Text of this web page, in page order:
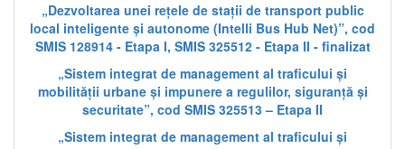
„Dezvoltarea unei rețele de stații de transport public
local inteligente și autonome (Intelli Bus Hub Net)”, cod
SMIS 128914 - Etapa I, SMIS 325512 - Etapa II - finalizat
„Sistem integrat de management al traficului și
mobilității urbane și impunere a regulilor, siguranță și
securitate”, cod SMIS 325513 – Etapa II
„Sistem integrat de management al traficului și